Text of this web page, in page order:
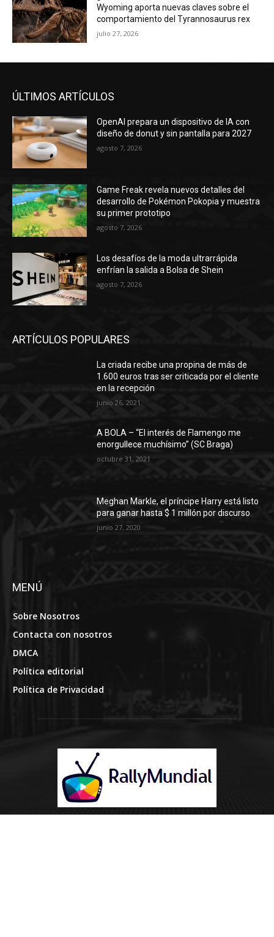
Wyoming aporta nuevas claves sobre el
comportamiento del Tyrannosaurus rex
julio 27, 2026
ÚLTIMOS ARTÍCULOS
OpenAI prepara un dispositivo de IA con
diseño de donut y sin pantalla para 2027
agosto 7, 2026
Game Freak revela nuevos detalles del
desarrollo de Pokémon Pokopia y muestra
su primer prototipo
agosto 7, 2026
Los desafíos de la moda ultrarrápida
enfrían la salida a Bolsa de Shein
agosto 7, 2026
ARTÍCULOS POPULARES
La criada recibe una propina de más de
1.600 euros tras ser criticada por el cliente
en la recepción
junio 26, 2021
A BOLA – “El interés de Flamengo me
enorgullece muchísimo” (SC Braga)
octubre 31, 2021
Meghan Markle, el príncipe Harry está listo
para ganar hasta $ 1 millón por discurso
junio 27, 2020
MENÚ
Sobre Nosotros
Contacta con nosotros
DMCA
Política editorial
Política de Privacidad
SOBRE NOSOTROS